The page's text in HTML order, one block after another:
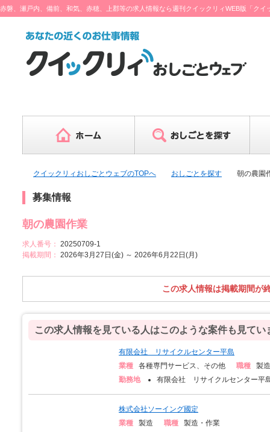
赤磐、瀬戸内、備前、和気、赤穂、上郡等の求人情報なら週刊クイックリィWEB版「クイ
クイックリィおしごとウェブのTOPへ おしごとを探す 朝の農園
募集情報
朝の農園作業
求人番号： 20250709-1
掲載期間： 2026年3月27日(金) ～ 2026年6月22日(月)
この求人情報は掲載期間が
この求人情報を見ている人はこのような案件も見てい
有限会社 リサイクルセンター平島
業種
各種専門サービス、その他 職種
製
勤務地
有限会社 リサイクルセンター平
株式会社ソーイング國定
業種
製造 職種
製造・作業